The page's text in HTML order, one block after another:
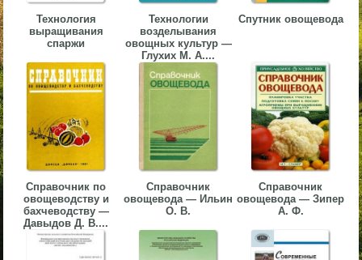
Технология
выращивания
спаржи
Технологии
возделывания
овощных культур —
Глухих М. А....
Спутник овощевода
Справочник по
овощеводству и
бахчеводству —
Давыдов Д. В....
Справочник
овощевода — Ильин
О. В.
Справочник
овощевода — Зипер
А. Ф.
▼